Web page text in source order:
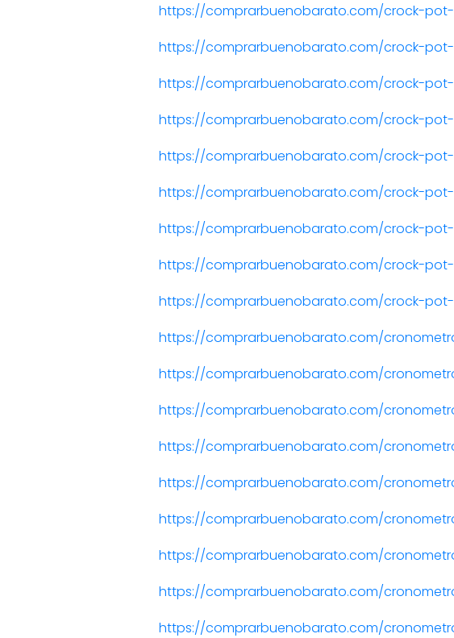
https://comprarbuenobarato.com/crock-
https://comprarbuenobarato.com/crock-
https://comprarbuenobarato.com/crock-
https://comprarbuenobarato.com/crock-
https://comprarbuenobarato.com/crock-
https://comprarbuenobarato.com/crock-
https://comprarbuenobarato.com/crock-
https://comprarbuenobarato.com/crock-
https://comprarbuenobarato.com/crock-
https://comprarbuenobarato.com/
https://comprarbuenobarato.com/
https://comprarbuenobarato.com/
https://comprarbuenobarato.com/
https://comprarbuenobarato.com/
https://comprarbuenobarato.com/
https://comprarbuenobarato.com/
https://comprarbuenobarato.com/
https://comprarbuenobarato.com/